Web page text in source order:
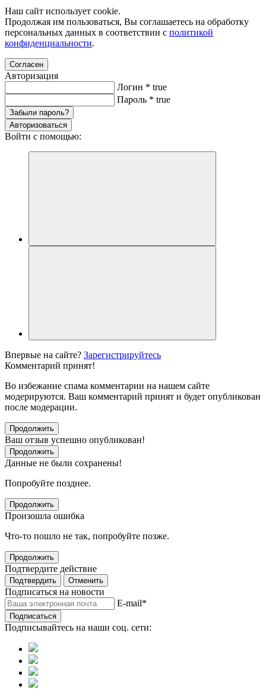
Наш сайт использует cookie.
Продолжая им пользоваться, Вы соглашаетесь на обработку
персональных данных в соответствии с политикой
конфиденциальности.
Согласен
Авторизация
Логин * true
Пароль * true
Забыли пароль?
Авторизоваться
Войти с помощью:
Впервые на сайте? Зарегистрируйтесь
Комментарий принят!
Во избежание спама комментарии на нашем сайте
модерируются. Ваш комментарий принят и будет опубликован
после модерации.
Продолжить
Ваш отзыв успешно опубликован!
Продолжить
Данные не были сохранены!
Попробуйте позднее.
Продолжить
Произошла ошибка
Что-то пошло не так, попробуйте позже.
Продолжить
Подтвердите действие
Подтвердить Отменить
Подписаться на новости
E-mail*
Подписаться
Подписывайтесь на наши соц. сети: